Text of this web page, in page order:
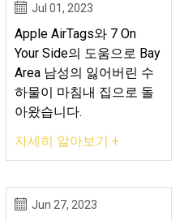
Jul 01, 2023
Apple AirTags와 7 On
Your Side의 도움으로 Bay
Area 남성의 잃어버린 수
하물이 마침내 집으로 돌
아왔습니다.
자세히 알아보기 +
Jun 27, 2023